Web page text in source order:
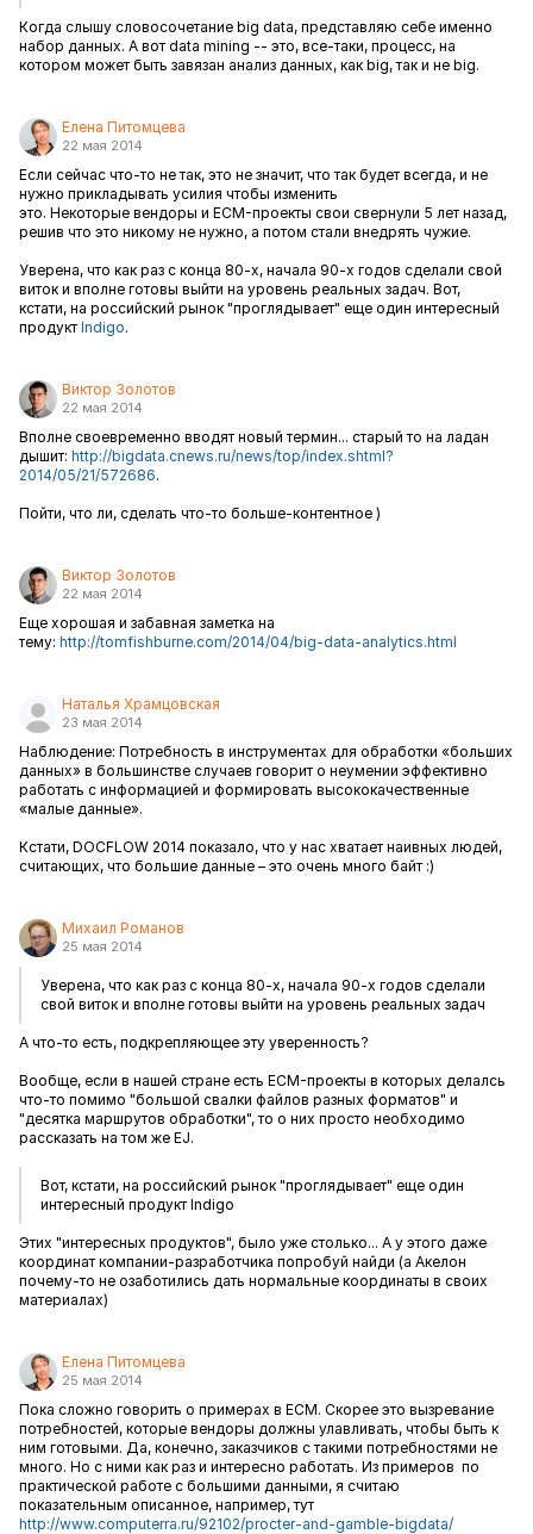
Когда слышу словосочетание big data, представляю себе именно
набор данных. А вот data mining -- это, все-таки, процесс, на
котором может быть завязан анализ данных, как big, так и не big.
Елена Питомцева
22 мая 2014
Если сейчас что-то не так, это не значит, что так будет всегда, и не
нужно прикладывать усилия чтобы изменить
это. Некоторые вендоры и ECM-проекты свои свернули 5 лет назад,
решив что это никому не нужно, а потом стали внедрять чужие.
Уверена, что как раз с конца 80-х, начала 90-х годов сделали свой
виток и вполне готовы выйти на уровень реальных задач. Вот,
кстати, на российский рынок "проглядывает" еще один интересный
продукт Indigo.
Виктор Золотов
22 мая 2014
Вполне своевременно вводят новый термин... старый то на ладан
дышит: http://bigdata.cnews.ru/news/top/index.shtml?
2014/05/21/572686.
Пойти, что ли, сделать что-то больше-контентное )
Виктор Золотов
22 мая 2014
Еще хорошая и забавная заметка на
тему: http://tomfishburne.com/2014/04/big-data-analytics.html
Наталья Храмцовская
23 мая 2014
Наблюдение: Потребность в инструментах для обработки «больших
данных» в большинстве случаев говорит о неумении эффективно
работать с информацией и формировать высококачественные
«малые данные».
Кстати, DOCFLOW 2014 показало, что у нас хватает наивных людей,
считающих, что большие данные – это очень много байт :)
Михаил Романов
25 мая 2014
Уверена, что как раз с конца 80-х, начала 90-х годов сделали
свой виток и вполне готовы выйти на уровень реальных задач
А что-то есть, подкрепляющее эту уверенность?
Вообще, если в нашей стране есть ECM-проекты в которых делалсь
что-то помимо "большой свалки файлов разных форматов" и
"десятка маршрутов обработки", то о них просто необходимо
рассказать на том же EJ.
Вот, кстати, на российский рынок "проглядывает" еще один
интересный продукт Indigo
Этих "интересных продуктов", было уже столько... А у этого даже
координат компании-разработчика попробуй найди (а Акелон
почему-то не озаботились дать нормальные координаты в своих
материалах)
Елена Питомцева
25 мая 2014
Пока сложно говорить о примерах в ECM. Скорее это вызревание
потребностей, которые вендоры должны улавливать, чтобы быть к
ним готовыми. Да, конечно, заказчиков с такими потребностями не
много. Но с ними как раз и интересно работать. Из примеров по
практической работе с большими данными, я считаю
показательным описанное, например, тут
http://www.computerra.ru/92102/procter-and-gamble-bigdata/